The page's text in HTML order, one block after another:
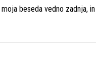
beseda vedno zadnja,